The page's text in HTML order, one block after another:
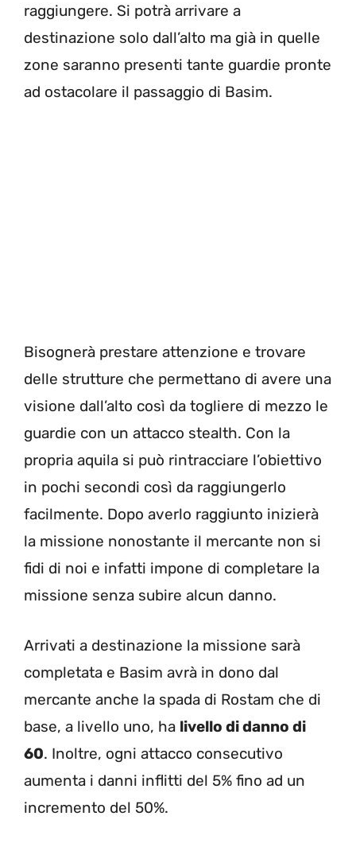
raggiungere. Si potrà arrivare a
destinazione solo dall’alto ma già in quelle
zone saranno presenti tante guardie pronte
ad ostacolare il passaggio di Basim.
Bisognerà prestare attenzione e trovare
delle strutture che permettano di avere una
visione dall’alto così da togliere di mezzo le
guardie con un attacco stealth. Con la
propria aquila si può rintracciare l’obiettivo
in pochi secondi così da raggiungerlo
facilmente. Dopo averlo raggiunto inizierà
la missione nonostante il mercante non si
fidi di noi e infatti impone di completare la
missione senza subire alcun danno.
Arrivati a destinazione la missione sarà
completata e Basim avrà in dono dal
mercante anche la spada di Rostam che di
base, a livello uno, ha livello di danno di
60. Inoltre, ogni attacco consecutivo
aumenta i danni inflitti del 5% fino ad un
incremento del 50%.